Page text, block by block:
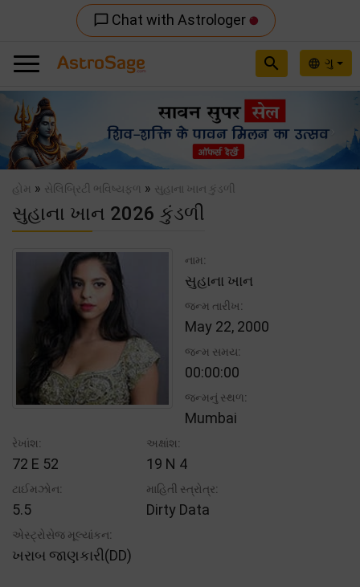
chat_bubble_outline Chat with Astrologer
language ગુ
search
Previous
હોમ » સેલિબ્રિટી ભવિષ્યફળ » સુહાના ખાન કુંડળી
સુહાના ખાન 2026 કુંડળી
નામ:
સુહાના ખાન
જન્મ તારીખ:
May 22, 2000
જન્મ સમય:
00:00:00
જન્મનું સ્થળ:
Mumbai
રેખાંશ:
72 E 52
અક્ષાંશ:
19 N 4
ટાઈમઝોન:
5.5
માહિતી સ્ત્રોત્ર:
Dirty Data
એસ્ટ્રોસેજ મૂલ્યાંકન:
ખરાબ જાણકારી(DD)